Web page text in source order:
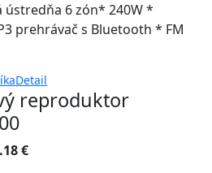
ústredňa 6 zón* 240W *
prehrávač s Bluetooth * FM
Detail
reproduktor
€